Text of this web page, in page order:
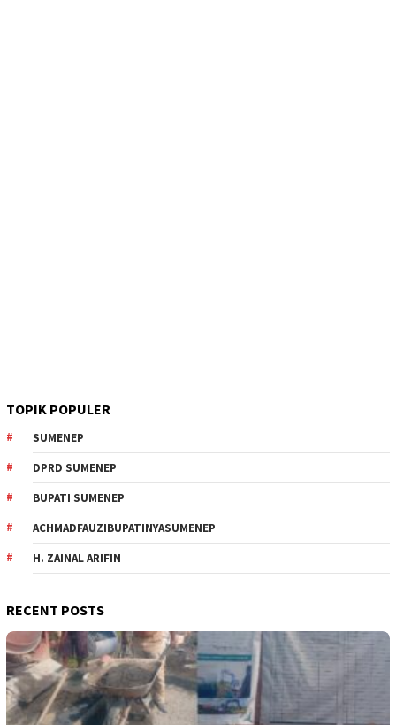
TOPIK POPULER
SUMENEP
DPRD SUMENEP
BUPATI SUMENEP
ACHMADFAUZIBUPATINYASUMENEP
H. ZAINAL ARIFIN
RECENT POSTS